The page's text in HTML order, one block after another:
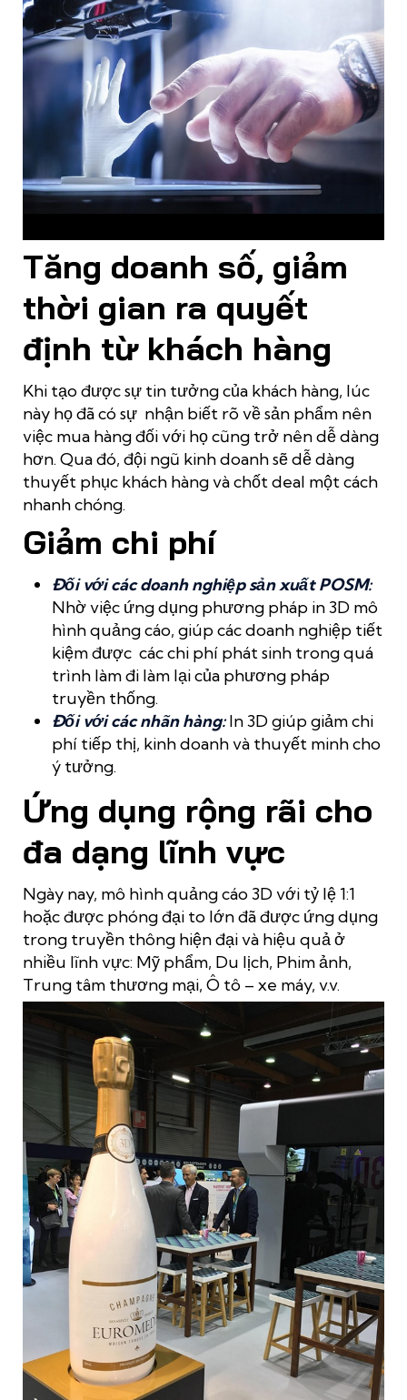
Tăng doanh số, giảm
thời gian ra quyết
định từ khách hàng
Khi tạo được sự tin tưởng của khách hàng, lúc
này họ đã có sự nhận biết rõ về sản phẩm nên
việc mua hàng đối với họ cũng trở nên dễ dàng
hơn. Qua đó, đội ngũ kinh doanh sẽ dễ dàng
thuyết phục khách hàng và chốt deal một cách
nhanh chóng.
Giảm chi phí
Đối với các doanh nghiệp sản xuất POSM:
Nhờ việc ứng dụng phương pháp in 3D mô
hình quảng cáo, giúp các doanh nghiệp tiết
kiệm được các chi phí phát sinh trong quá
trình làm đi làm lại của phương pháp
truyền thống.
Đối với các nhãn hàng:In 3D giúp giảm chi
phí tiếp thị, kinh doanh và thuyết minh cho
ý tưởng.
Ứng dụng rộng rãi cho
đa dạng lĩnh vực
Ngày nay, mô hình quảng cáo 3D với tỷ lệ 1:1
hoặc được phóng đại to lớn đã được ứng dụng
trong truyền thông hiện đại và hiệu quả ở
nhiều lĩnh vực: Mỹ phẩm, Du lịch, Phim ảnh,
Trung tâm thương mại, Ô tô – xe máy, v.v.